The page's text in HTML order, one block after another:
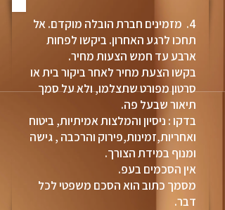
4. מזמינים חברת הובלה מוקדם. אל
תחכו לרגע האחרון. ביקשו לפחות
ארבע עד חמש הצעות מחיר.
בקשו הצעת מחיר לאחר ביקור בית או
סרטון מפורט שתצלמו, ולא על סמך
תיאור שבעל פה.
בדקו : ניסיון והמלצות אמיתיות, ביטוח
ואחריות,זמינות,פירוק והרכבה , גישה
ומנוף במידת הצורך.
אין הסכמים בעפ.
מסמך כתוב הוא הסכם משפטי לכל
דבר.